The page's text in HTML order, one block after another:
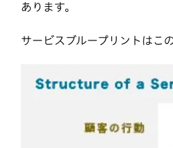
あります。
サービスブループリントはこ